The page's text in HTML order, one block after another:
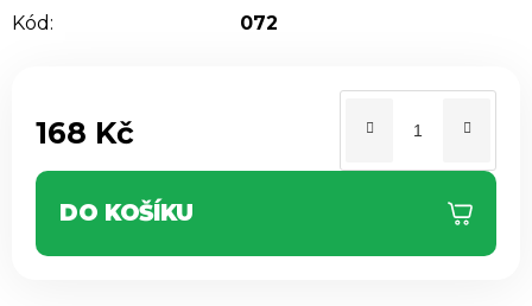
Kód:
072
168 Kč
Měrná cena:
DO KOŠÍKU